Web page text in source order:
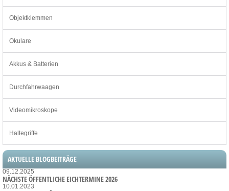
Objektklemmen
Okulare
Akkus & Batterien
Durchfahrwaagen
Videomikroskope
Haltegriffe
AKTUELLE BLOGBEITRÄGE
09.12.2025
NÄCHSTE ÖFFENTLICHE EICHTERMINE 2026
10.01.2023